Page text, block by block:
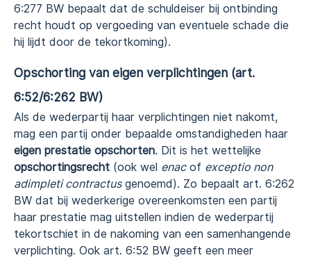
6:277 BW bepaalt dat de schuldeiser bij ontbinding
recht houdt op vergoeding van eventuele schade die
hij lijdt door de tekortkoming).
Opschorting van eigen verplichtingen (art.
6:52/6:262 BW)
Als de wederpartij haar verplichtingen niet nakomt,
mag een partij onder bepaalde omstandigheden haar
eigen prestatie opschorten. Dit is het wettelijke
opschortingsrecht (ook wel enacof exceptio non
adimpleti contractusgenoemd). Zo bepaalt art. 6:262
BW dat bij wederkerige overeenkomsten een partij
haar prestatie mag uitstellen indien de wederpartij
tekortschiet in de nakoming van een samenhangende
verplichting. Ook art. 6:52 BW geeft een meer